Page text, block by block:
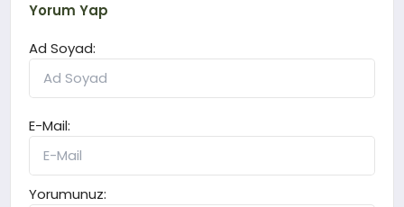
Yorum Yap
Ad Soyad:
E-Mail:
Yorumunuz: